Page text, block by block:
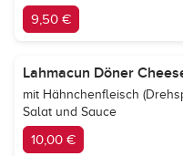
9,50 €
Lahmacun Döner
mit Hähnchenfleisch
Salat und Sauce
10,00 €